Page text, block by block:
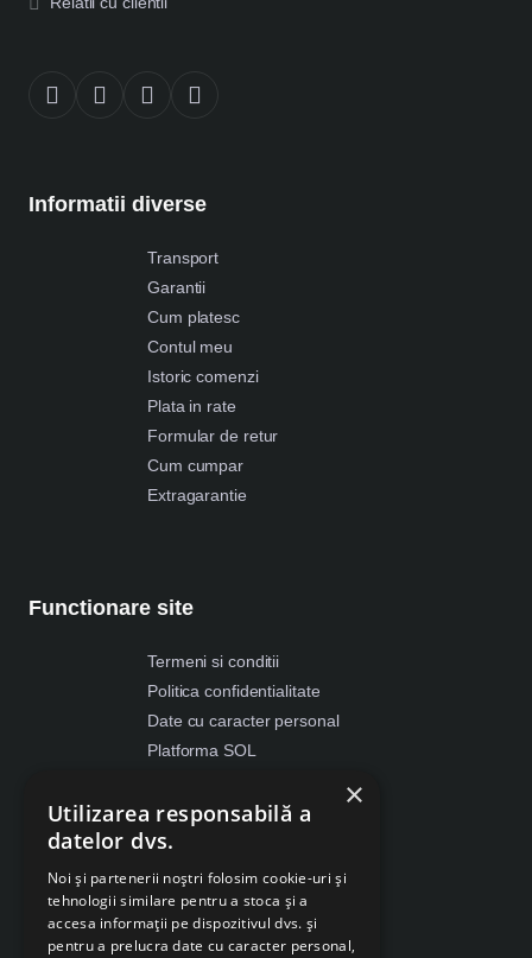
Informatii diverse
Transport
Garantii
Cum platesc
Contul meu
Istoric comenzi
Plata in rate
Formular de retur
Cum cumpar
Extragarantie
Functionare site
Termeni si conditii
Politica confidentialitate
Date cu caracter personal
Platforma SOL
Despre Cookies
Retragere din contract
×
Utilizarea responsabilă a
datelor dvs.
Noi și partenerii noștri folosim cookie-uri și
tehnologii similare pentru a stoca și a
accesa informații pe dispozitivul dvs. și
pentru a prelucra date cu caracter personal,